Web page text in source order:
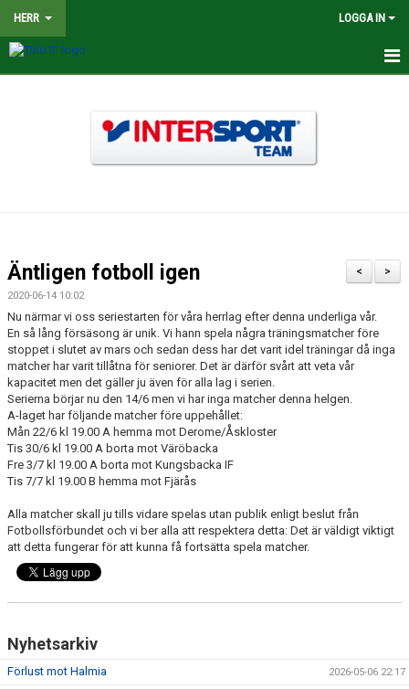
HERR LOGGA IN
BILDGALLERI
DOKUMENT
KONTAKT
>
<
Äntligen fotboll igen
2020-06-14 10:02
Nu närmar vi oss seriestarten för våra herrlag efter denna underliga vår.
En så lång försäsong är unik. Vi hann spela några träningsmatcher före
stoppet i slutet av mars och sedan dess har det varit idel träningar då inga
matcher har varit tillåtna för seniorer. Det är därför svårt att veta vår
kapacitet men det gäller ju även för alla lag i serien.
Serierna börjar nu den 14/6 men vi har inga matcher denna helgen.
A-laget har följande matcher före uppehållet:
Mån 22/6 kl 19.00 A hemma mot Derome/Åskloster
Tis 30/6 kl 19.00 A borta mot Väröbacka
Fre 3/7 kl 19.00 A borta mot Kungsbacka IF
Tis 7/7 kl 19.00 B hemma mot Fjärås
Alla matcher skall ju tills vidare spelas utan publik enligt beslut från
Fotbollsförbundet och vi ber alla att respektera detta: Det är väldigt viktigt
att detta fungerar för att kunna få fortsätta spela matcher.
Nyhetsarkiv
Förlust mot Halmia 2026-05-06 22:17